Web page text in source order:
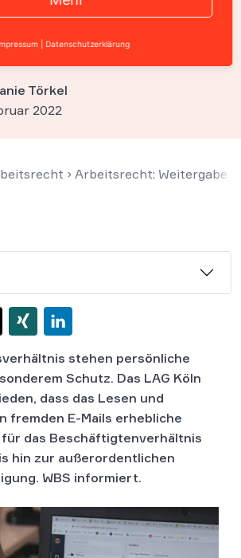
fristlose
Törkel
2022
› Arbeitsrecht: Weitergabe
stehen persönliche
Schutz. Das LAG Köln
dass das Lesen und
fremden E-Mails erhebliche
das Beschäftigtenverhältnis
hin zur außerordentlichen
WBS informiert.
Datenschutzerklärung